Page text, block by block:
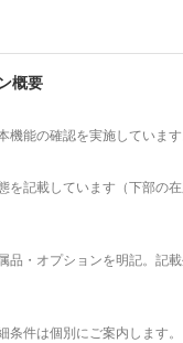
概要
機能の確認を実施しています
を記載しています（下部の
品・オプションを明記。記
条件は個別にご案内します。